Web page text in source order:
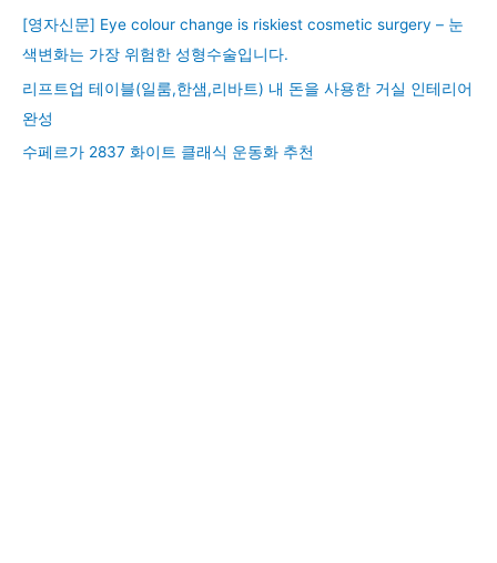
[영자신문] Eye colour change is riskiest cosmetic surgery – 눈
색변화는 가장 위험한 성형수술입니다.
리프트업 테이블(일룸,한샘,리바트) 내 돈을 사용한 거실 인테리어
완성
수페르가 2837 화이트 클래식 운동화 추천